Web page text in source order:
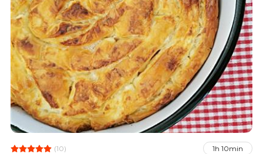
(10) 1h 10min